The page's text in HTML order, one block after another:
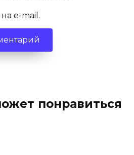
e-mail.
понравиться